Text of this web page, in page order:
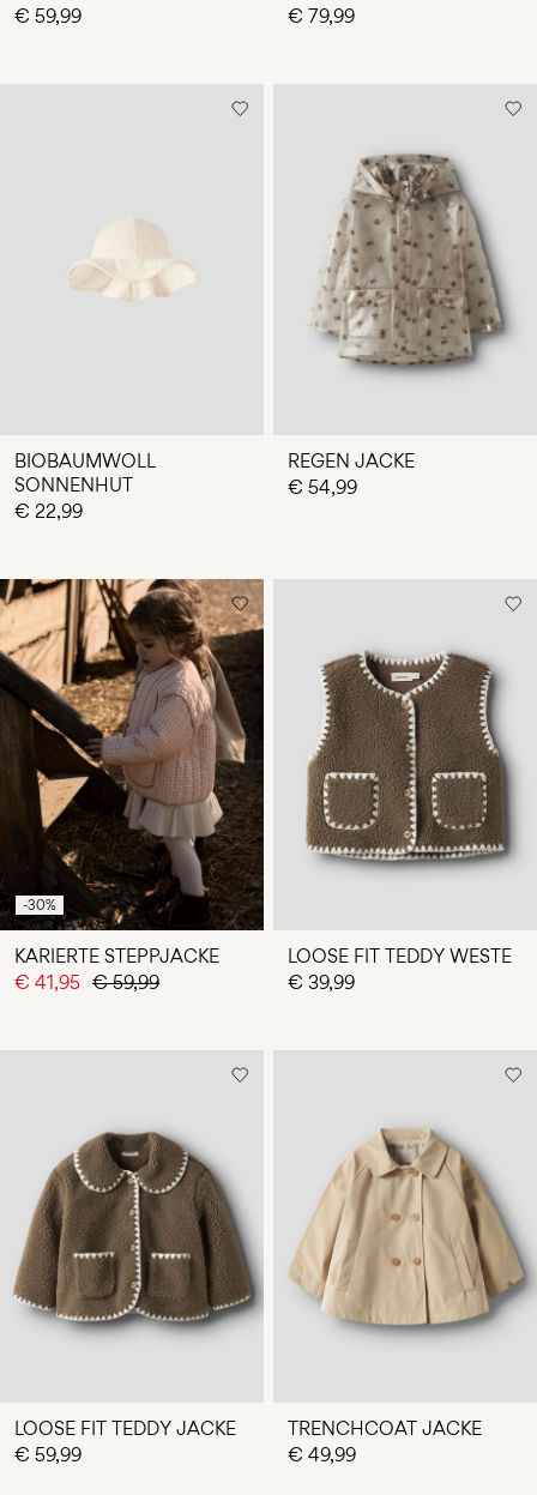
€ 59,99
€ 79,99
BIOBAUMWOLL
SONNENHUT
€ 22,99
REGEN JACKE
€ 54,99
-30%
KARIERTE STEPPJACKE
€ 41,95 € 59,99
LOOSE FIT TEDDY WESTE
€ 39,99
LOOSE FIT TEDDY JACKE
€ 59,99
TRENCHCOAT JACKE
€ 49,99